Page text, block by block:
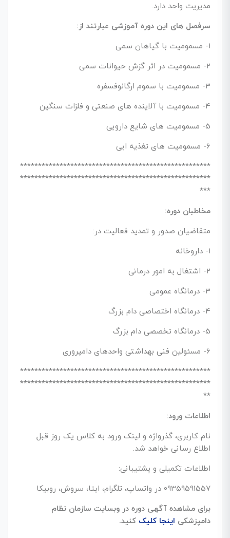
مدیریت واحد دارد.
سرفصل های این دوره آموزشی عبارتند از:
1- مسمومیت با گیاهان سمی
2- مسمومیت در اثر گزش حیوانات سمی
3- مسمومیت با سموم ارگانوفسفره
4- مسمومیت با آلاینده های صنعتی و فلزات سنگین
5- مسمومیت های شایع دارویی
6- مسمومیت های تغذیه ایی
*****************************************************
*****************************************************
***
مخاطبان دوره:
متقاضیان صدور و تمدید فعالیت در:
1- داروخانه
2- اشتغال به امور درمانی
3- درمانگاه عمومی
4- درمانگاه اختصاصی دام بزرگ
5- درمانگاه تخصصی دام بزرگ
6- مسئولین فنی بهداشتی واحدهای دامپروری
*****************************************************
*****************************************************
**
اطلاعات ورود:
نام کاربری، گذرواژه و لینک ورود به کلاس یک روز قبل
اطلاع رسانی خواهد شد.
اطلاعات تکمیلی و پشتیبانی:
09359591557 در واتساپ، تلگرام، ایتا، سروش، روبیکا
برای مشاهده آگهی دوره در وبسایت سازمان نظام
دامپزشکی اینجا کلیک کنید.